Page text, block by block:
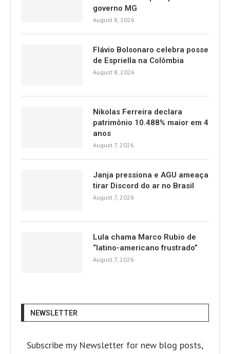
governo MG
August 8, 2026
Flávio Bolsonaro celebra posse
de Espriella na Colômbia
August 8, 2026
Nikolas Ferreira declara
patrimônio 10.488% maior em 4
anos
August 7, 2026
Janja pressiona e AGU ameaça
tirar Discord do ar no Brasil
August 7, 2026
Lula chama Marco Rubio de
“latino-americano frustrado”
August 7, 2026
NEWSLETTER
Subscribe my Newsletter for new blog posts,